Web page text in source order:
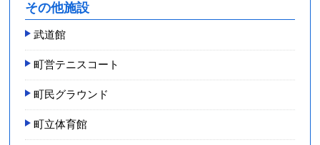
その他施設
武道館
町営テニスコート
町民グラウンド
町立体育館